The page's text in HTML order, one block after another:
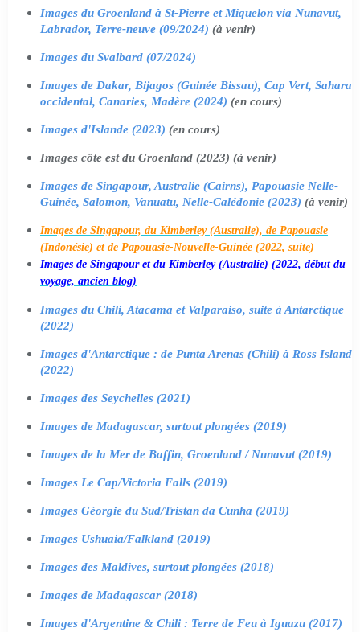
Images du Groenland à St-Pierre et Miquelon via Nunavut,
Labrador, Terre-neuve (09/2024) (à venir)
Images du Svalbard (07/2024)
Images de Dakar, Bijagos (Guinée Bissau), Cap Vert, Sahara
occidental, Canaries, Madère (2024) (en cours)
Images d'Islande (2023) (en cours)
Images côte est du Groenland (2023) (à venir)
Images de Singapour, Australie (Cairns), Papouasie Nelle-
Guinée, Salomon, Vanuatu, Nelle-Calédonie (2023) (à venir)
Images de Singapour, du Kimberley (Australie), de Papouasie
(Indonésie) et de Papouasie-Nouvelle-Guinée (2022, suite)
Images de Singapour et du Kimberley (Australie) (2022, début du
voyage, ancien blog)
Images du Chili, Atacama et Valparaiso, suite à Antarctique
(2022)
Images d'Antarctique : de Punta Arenas (Chili) à Ross Island
(2022)
Images des Seychelles (2021)
Images de Madagascar, surtout plongées (2019)
Images de la Mer de Baffin, Groenland / Nunavut (2019)
Images Le Cap/Victoria Falls (2019)
Images Géorgie du Sud/Tristan da Cunha (2019)
Images Ushuaia/Falkland (2019)
Images des Maldives, surtout plongées (2018)
Images de Madagascar (2018)
Images d'Argentine & Chili : Terre de Feu à Iguazu (2017)